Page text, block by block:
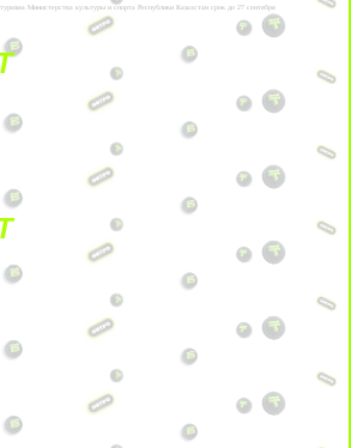
Министерства культуры и спорта Республики Казахстан срок до 27 сентября